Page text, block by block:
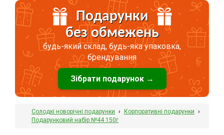
Подарунки
без обмежень
будь-який склад, будь-яка упаковка,
брендування
Зібрати подарунок →
Солодкі новорічні подарунки › Корпоративні подарунки ›
Подарунковий набір №44 150г